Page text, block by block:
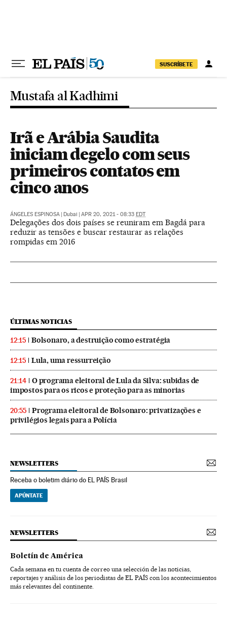
SUSCRÍBETE
Mustafa al Kadhimi
Irã e Arábia Saudita
iniciam degelo com seus
primeiros contatos em
cinco anos
ÁNGELES ESPINOSA | Dubai | APR 20, 2021 - 08:33 EDT
Delegações dos dois países se reuniram em Bagdá para
reduzir as tensões e buscar restaurar as relações
rompidas em 2016
ÚLTIMAS NOTICIAS
12:15 Bolsonaro, a destruição como estratégia
12:15 Lula, uma ressurreição
21:14
O programa eleitoral de Lula da Silva: subidas de
impostos para os ricos e proteção para as minorias
20:55
Programa eleitoral de Bolsonaro: privatizações e
privilégios legais para a Polícia
NEWSLETTERS
Receba o boletim diário do EL PAÍS Brasil
APÚNTATE
NEWSLETTERS
Boletín de América
Cada semana en tu cuenta de correo una selección de las noticias,
reportajes y análisis de los periodistas de EL PAÍS con los acontecimientos
más relevantes del continente.